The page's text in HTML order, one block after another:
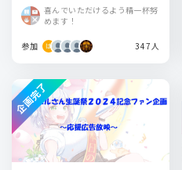
喜んでいただけるよう精一杯努
めます！
参加 347人
企画完了